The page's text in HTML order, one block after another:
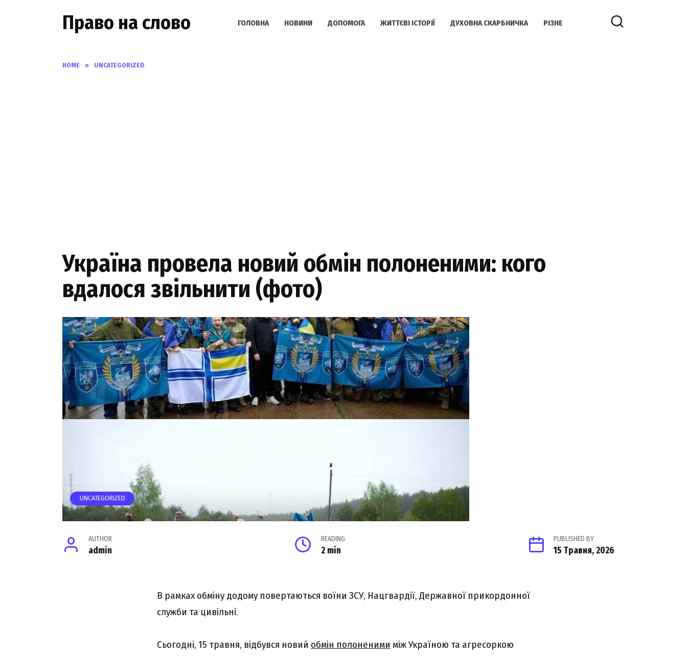
Право на слово ГОЛОВНА НОВИНИ ДОПОМОГА ЖИТТЄВІ ІСТОРІЇ ДУХОВНА СКАРБНИЧКА РІЗНЕ
HOME » UNCATEGORIZED
Україна провела новий обмін полоненими: кого
вдалося звільнити (фото)
UNCATEGORIZED
AUTHOR
admin
READING
2 min
PUBLISHED BY
15 Травня, 2026
В рамках обміну додому повертаються воїни ЗСУ, Нацгвардії, Державної прикордонної
служби та цивільні.
Сьогодні, 15 травня, відбувся новий обмін полоненими між Україною та агресоркою